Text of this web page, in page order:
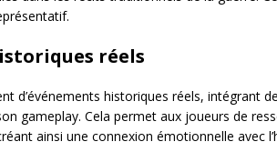
réels
d’événements historiques réels, intégrant
gameplay. Cela permet aux joueurs de
ainsi une connexion émotionnelle avec